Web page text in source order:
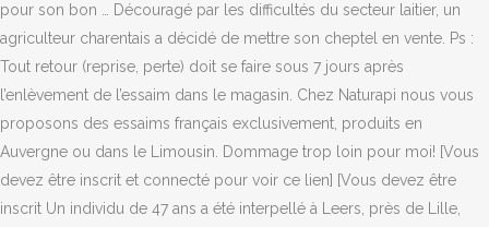
pour son bon … Découragé par les difficultés du secteur laitier, un
agriculteur charentais a décidé de mettre son cheptel en vente. Ps :
Tout retour (reprise, perte) doit se faire sous 7 jours après
l’enlèvement de l’essaim dans le magasin. Chez Naturapi nous vous
proposons des essaims français exclusivement, produits en
Auvergne ou dans le Limousin. Dommage trop loin pour moi! [Vous
devez être inscrit et connecté pour voir ce lien] [Vous devez être
inscrit Un individu de 47 ans a été interpellé à Leers, près de Lille,